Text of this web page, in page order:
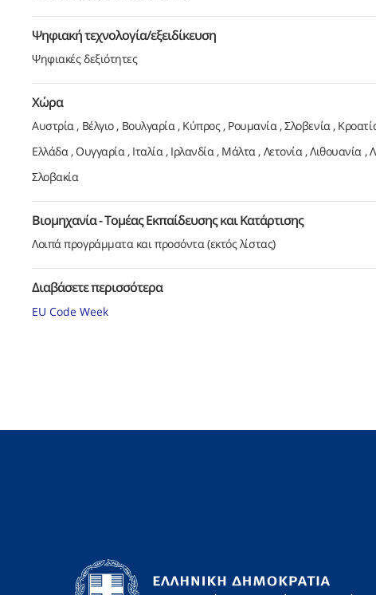
Ψηφιακή τεχνολογία/εξειδίκευση
Ψηφιακές δεξιότητες
Χώρα
Αυστρία Βέλγιο Βουλγαρία Κύπρος Ρουμανία Σλοβενία
Ελλάδα Ουγγαρία Ιταλία Ιρλανδία Μάλτα Λετονία Λιθουανία
Σλοβακία
Βιομηχανία - Τομέας Εκπαίδευσης και Κατάρτισης
Λοιπά προγράμματα και προσόντα (εκτός λίστας)
Διαβάσετε περισσότερα
EU Code Week